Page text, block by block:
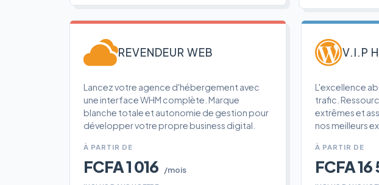
REVENDEUR WEB
Lancez votre agence d'hébergement avec
une interface WHM complète. Marque
blanche totale et autonomie de gestion pour
développer votre propre business digital.
À PARTIR DE
FCFA 1 016 /mois
V.I.P
L'excellence
trafic.
extrêmes et
nos meilleurs
À PARTIR DE
FCFA 16